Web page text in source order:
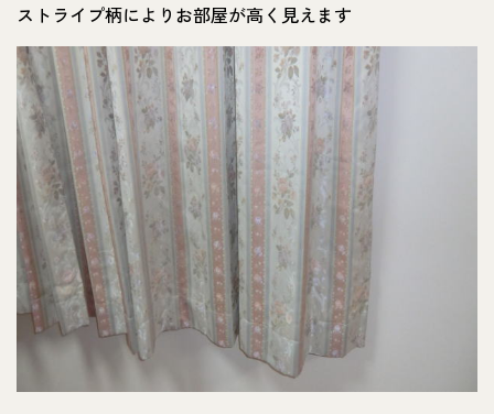
ストライプ柄によりお部屋が高く見えます